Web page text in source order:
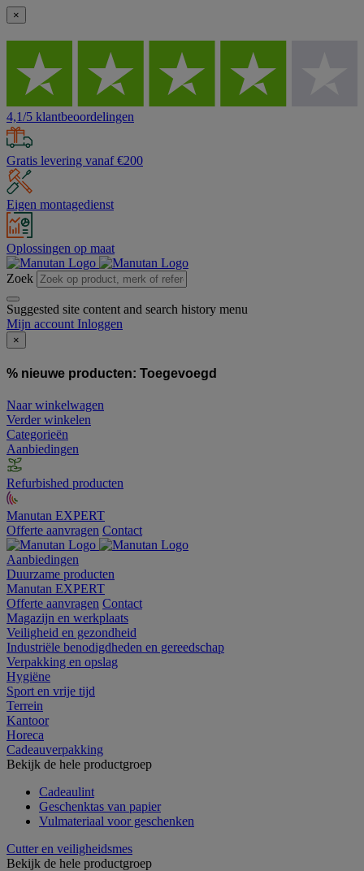
×
4,1/5 klantbeoordelingen
Gratis levering vanaf €200
Eigen montagedienst
Oplossingen op maat
Zoek
Suggested site content and search history menu
Mijn account Inloggen
×
% nieuwe producten: Toegevoegd
Naar winkelwagen
Verder winkelen
Categorieën
Aanbiedingen
Refurbished producten
Manutan EXPERT
Offerte aanvragen Contact
Aanbiedingen
Duurzame producten
Manutan EXPERT
Offerte aanvragen Contact
Magazijn en werkplaats
Veiligheid en gezondheid
Industriële benodigdheden en gereedschap
Verpakking en opslag
Hygiëne
Sport en vrije tijd
Terrein
Kantoor
Horeca
Cadeauverpakking
Bekijk de hele productgroep
Cadeaulint
Geschenktas van papier
Vulmateriaal voor geschenken
Cutter en veiligheidsmes
Bekijk de hele productgroep